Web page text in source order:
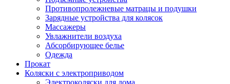
Противопролежневые матрацы и подушки
Зарядные устройства для колясок
Массажеры
Увлажнители воздуха
Абсорбирующее белье
Одежда
Прокат
Коляски с электроприводом
Электроколяски для дома